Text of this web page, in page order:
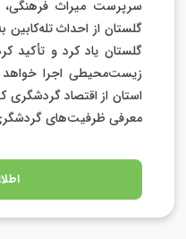
سرپرست میراث
گلستان از احداث
گلستان یاد کرد و تأکید
زیست‌محیطی اجرا
معرفی ظرفیت‌های